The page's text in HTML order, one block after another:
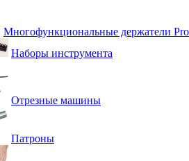
Многофункциональные держатели
Наборы инструмента
Отрезные машины
Патроны